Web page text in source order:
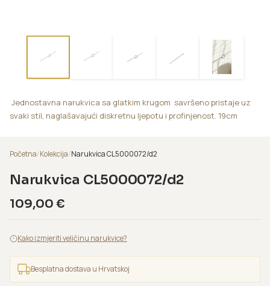
Jednostavna narukvica sa glatkim krugom savršeno pristaje uz
svaki stil, naglašavajući diskretnu ljepotu i profinjenost. 19cm
Početna/Kolekcija/Narukvica CL5000072/d2
Narukvica CL5000072/d2
109,00 €
Kako izmjeriti veličinu narukvice?
Besplatna dostava u Hrvatskoj